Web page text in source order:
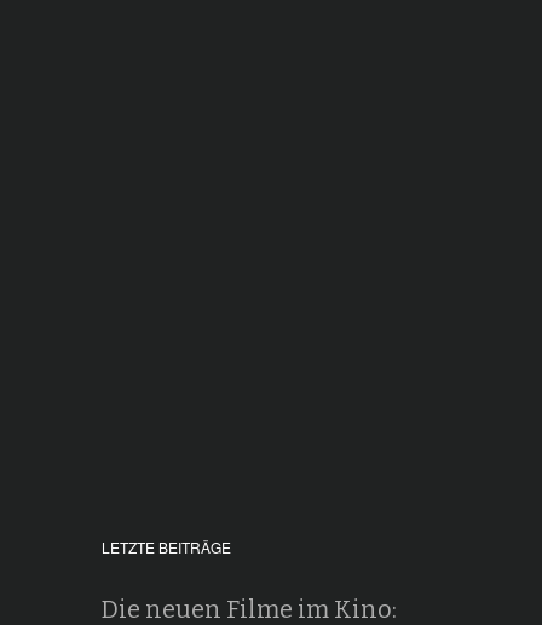
LETZTE BEITRÄGE
Die neuen Filme im Kino: